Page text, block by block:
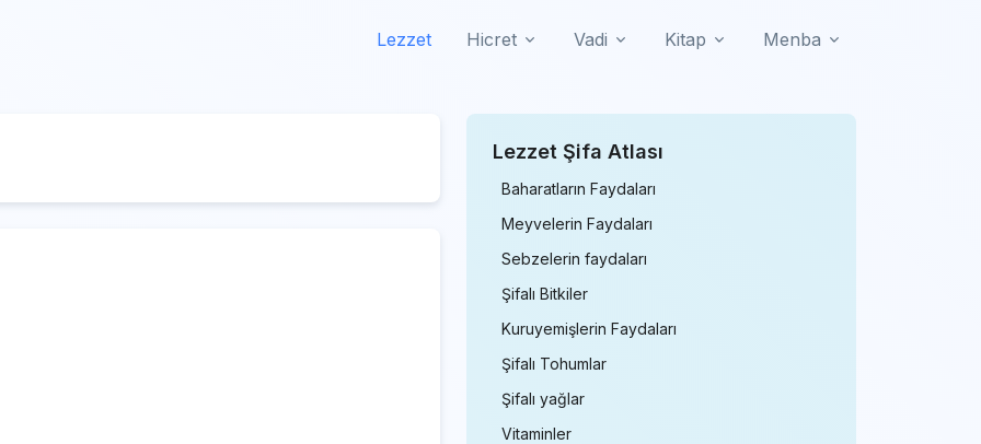
Lezzet Hicret Vadi Kitap Menba
Lezzet Şifa Atlası
Baharatların Faydaları
Meyvelerin Faydaları
Sebzelerin faydaları
Şifalı Bitkiler
Kuruyemişlerin Faydaları
Şifalı Tohumlar
Şifalı yağlar
Vitaminler